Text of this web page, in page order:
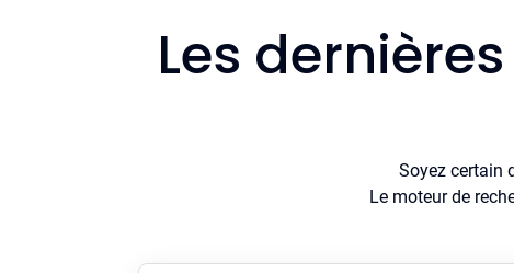
Les
Soyez certain
Le moteur de